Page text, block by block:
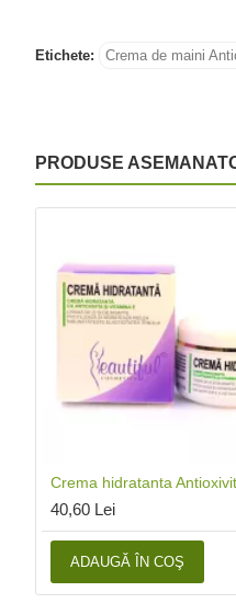
Etichete: Crema de maini
PRODUSE
40,60 Lei
ADAUGĂ ÎN COŞ